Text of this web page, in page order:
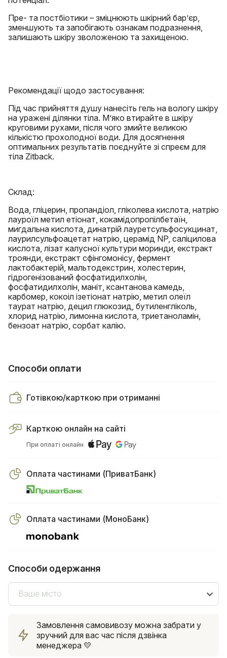
Пре- та постбіотики – зміцнюють шкірний бар’єр,
зменшують та запобігають ознакам подразнення,
залишають шкіру зволоженою та захищеною.
Рекомендації щодо застосування:
Під час прийняття душу нанесіть гель на вологу шкіру
на уражені ділянки тіла. М’яко втирайте в шкіру
круговими рухами, після чого змийте великою
кількістю прохолодної води. Для досягнення
оптимальних результатів поєднуйте зі спреєм для
тіла Zitback.
Cклад:
Вода, гліцерин, пропандіол, гліколева кислота, натрію
лауроїл метил етіонат, кокамідопропілбетаїн,
мигдальна кислота, динатрій лауретсульфосукцинат,
лаурилсульфоацетат натрію, церамід NP, саліцилова
кислота, лізат калусної культури моринди, екстракт
троянди, екстракт сфінгомонісу, фермент
лактобактерій, мальтодекстрин, холестерин,
гідрогенізований фосфатидилхолін,
фосфатидилхолін, маніт, ксантанова камедь,
карбомер, кокоіл ізетіонат натрію, метил олеїл
таурат натрію, децил глюкозид, бутиленгліколь,
хлорид натрію, лимонна кислота, триетаноламін,
бензоат натрію, сорбат калію.
Способи оплати
Готівкою/карткою при отриманні
Карткою онлайн на сайті
При оплаті онлайн
Оплата частинами (ПриватБанк)
Оплата частинами (МоноБанк)
Способи одержання
Ваше місто
Замовлення самовивозу можна забрати у
зручний для вас час після дзвінка
менеджера 💛